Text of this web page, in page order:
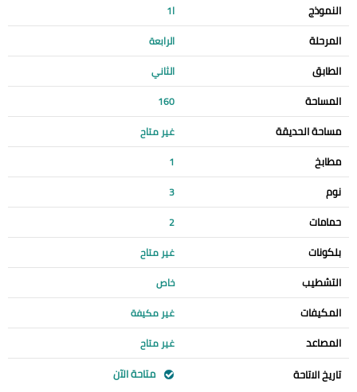
النموذج ا1
المرحلة الرابعة
الطابق الثاني
المساحة 160
مساحة الحديقة غير متاح
مطابخ 1
نوم 3
حمامات 2
بلكونات غير متاح
التشطيب خاص
المكيفات غير مكيفة
المصاعد غير متاح
تاريخ الاتاحة متاحة الآن